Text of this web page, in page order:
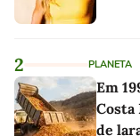
2 PLANETA
Em
Costa
de